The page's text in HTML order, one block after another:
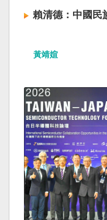
賴清德：中國民
黃靖媗